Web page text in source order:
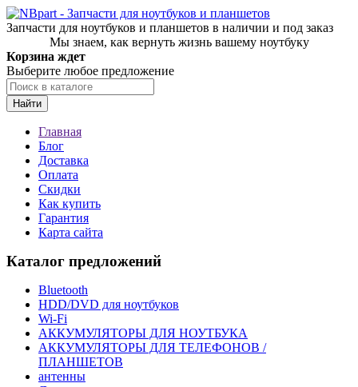
Запчасти для ноутбуков и планшетов в наличии и под заказ
Мы знаем, как вернуть жизнь вашему ноутбуку
Корзина ждет
Выберите любое предложение
Найти
Главная
Блог
Доставка
Оплата
Скидки
Как купить
Гарантия
Карта сайта
Каталог предложений
Bluetooth
HDD/DVD для ноутбуков
Wi-Fi
АККУМУЛЯТОРЫ ДЛЯ НОУТБУКА
АККУМУЛЯТОРЫ ДЛЯ ТЕЛЕФОНОВ /
ПЛАНШЕТОВ
антенны